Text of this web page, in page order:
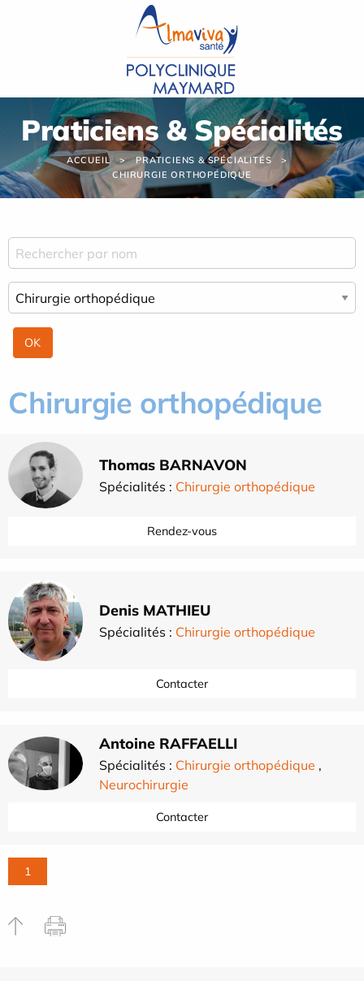
Praticiens & Spécialités
ACCUEIL
PRATICIENS & SPÉCIALITÉS
CHIRURGIE ORTHOPÉDIQUE
Chirurgie orthopédique
Thomas BARNAVON
Spécialités : Chirurgie orthopédique
Rendez-vous
Denis MATHIEU
Spécialités : Chirurgie orthopédique
Contacter
Antoine RAFFAELLI
Spécialités : Chirurgie orthopédique ,
Neurochirurgie
Contacter
1
Panneau de gestion des cookies